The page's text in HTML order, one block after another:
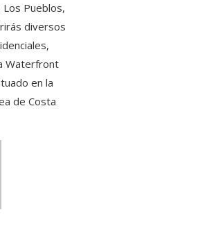
Pueblos,
diversos
Waterfront
en la
de Costa